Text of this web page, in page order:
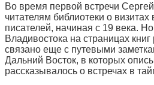
Во время первой встречи
читателям библиотеки о
писателей, начиная с 19 века.
Владивостока на страницах книг
связано еще с путевыми
Дальний Восток, в которых
рассказывалось о встречах в